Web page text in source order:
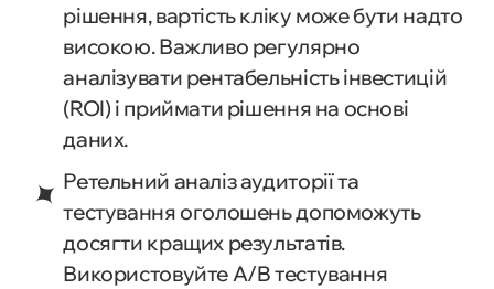
рішення, вартість кліку може бути надто
високою. Важливо регулярно
аналізувати рентабельність інвестицій
(ROI) і приймати рішення на основі
даних.
Ретельний аналіз аудиторії та
тестування оголошень допоможуть
досягти кращих результатів.
Використовуйте A/B тестування